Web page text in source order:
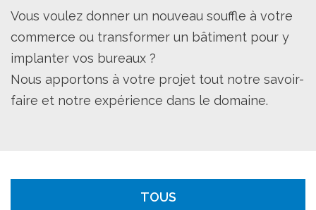
Vous voulez donner un nouveau souffle à votre
commerce ou transformer un bâtiment pour y
implanter vos bureaux ?
Nous apportons à votre projet tout notre savoir-
faire et notre expérience dans le domaine.
TOUS